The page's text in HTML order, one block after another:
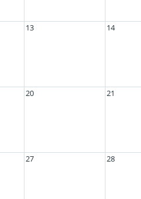
13 14
20 21
27 28